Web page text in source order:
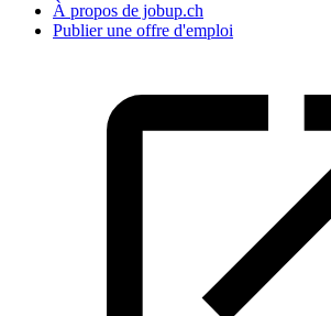
À propos de jobup.ch
Publier une offre d'emploi